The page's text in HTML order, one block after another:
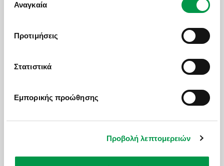
χρήση των υπηρεσιών τους.
συγκατάθεσης
Αναγκαία
Προτιμήσεις
Στατιστικά
Εμπορικής προώθησης
Προβολή λεπτομερειών
Προορισμός / Destination*